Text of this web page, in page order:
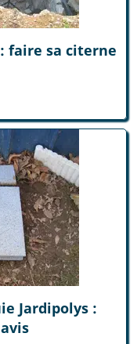
faire sa citerne
Jardipolys :